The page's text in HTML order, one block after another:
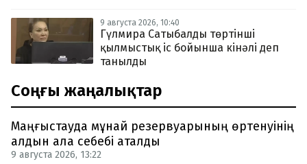
9 августа 2026, 10:40
Гүлмира Сатыбалды төртінші
қылмыстық іс бойынша кінәлі деп
танылды
Соңғы жаңалықтар
Маңғыстауда мұнай резервуарының өртенуінің
алдын ала себебі аталды
9 августа 2026, 13:22